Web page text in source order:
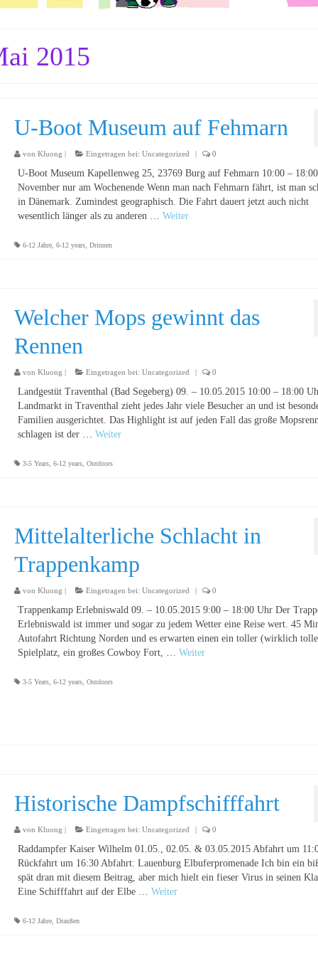
2015
U-Boot Museum auf Fehmarn
von Kluong | Eingetragen bei: Uncategorized | 0
U-Boot Museum Kapellenweg 25, 23769 Burg auf Fehmarn 10:00 –
November nur am Wochenende Wenn man nach Fehmarn fährt, ist man
in Dänemark. Zumindest geographisch. Die Fahrt dauert jetzt auch nicht
wesentlich länger als zu anderen … Weiter
6-12 Jahre, 6-12 years, Drinnen
Welcher Mops gewinnt das
Rennen
von Kluong | Eingetragen bei: Uncategorized | 0
Landgestüt Traventhal (Bad Segeberg) 09. – 10.05.2015 10:00 – 18:00
Landmarkt in Traventhal zieht jedes Jahr viele Besucher an und ist
Familien ausgerichtet. Das Highlight ist auf jeden Fall das große
schlagen ist der … Weiter
3-5 Years, 6-12 years, Outdoors
Mittelalterliche Schlacht in
Trappenkamp
von Kluong | Eingetragen bei: Uncategorized | 0
Trappenkamp Erlebniswald 09. – 10.05.2015 9:00 – 18:00 Uhr Der
Erlebniswald ist immer und sogar zu jedem Wetter eine Reise wert. 45
Autofahrt Richtung Norden und es erwarten einen ein toller (wirklich
Spielplatz, ein großes Cowboy Fort, … Weiter
3-5 Years, 6-12 years, Outdoors
Historische Dampfschifffahrt
von Kluong Eingetragen bei: Uncategorized 0
Raddampfer Kaiser Wilhelm 01.05., 02.05. & 03.05.2015 Abfahrt um
Rückfahrt um 16:30 Abfahrt: Lauenburg Elbuferpromenade Ich bin ein
spät dran mit diesem Beitrag, aber mich hielt ein fieser Virus in seinen
Eine Schifffahrt auf der Elbe … Weiter
6-12 Jahre, Draußen